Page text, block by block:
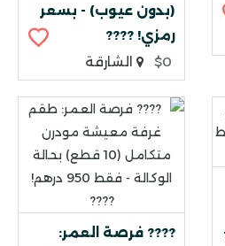
(بدون عيوب) - بسعر
رمزي! ????
$0
الشارقة
???? فرصة العمر: